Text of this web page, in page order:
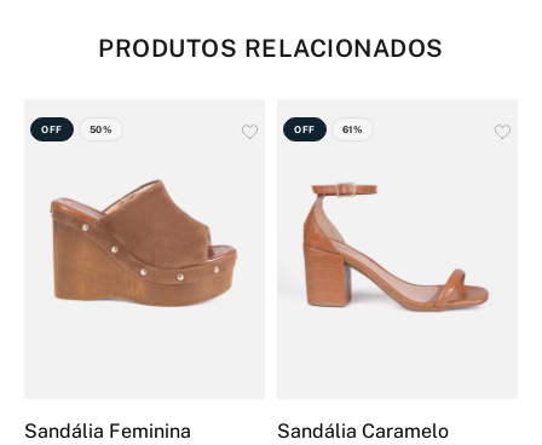
PRODUTOS RELACIONADOS
OFF 50%
Sandália Feminina
OFF 61%
Sandália Caramelo